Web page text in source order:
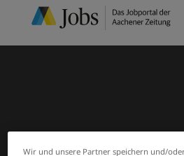
Wir und unsere Partner speichern und/